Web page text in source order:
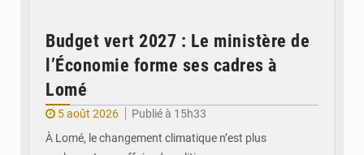
Budget vert 2027 : Le ministère de
l’Économie forme ses cadres à
Lomé
5 août 2026
Publié à 15h33
À Lomé, le changement climatique n’est plus